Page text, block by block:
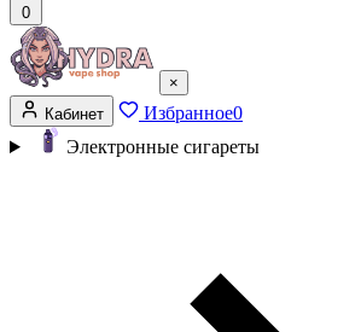
0
×
Кабинет
Избранное0
Электронные сигареты